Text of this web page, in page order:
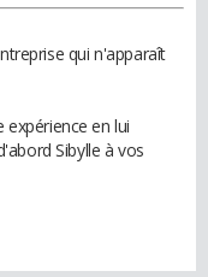
qui n'apparaît
en lui
Sibylle à vos